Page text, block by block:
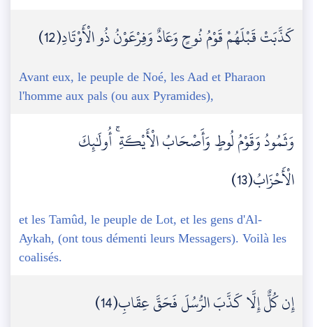
كَذَّبَتْ قَبْلَهُمْ قَوْمُ نُوحٍ وَعَادٌ وَفِرْعَوْنُ ذُو الْأَوْتَادِ(12)
Avant eux, le peuple de Noé, les Aad et Pharaon
l'homme aux pals (ou aux Pyramides),
وَثَمُودُ وَقَوْمُ لُوطٍ وَأَصْحَابُ الْأَيْكَةِ ۚ أُولَٰئِكَ
الْأَحْزَابُ(13)
et les Tamûd, le peuple de Lot, et les gens d'Al-
Aykah, (ont tous démenti leurs Messagers). Voilà les
coalisés.
إِن كُلٌّ إِلَّا كَذَّبَ الرُّسُلَ فَحَقَّ عِقَابِ(14)